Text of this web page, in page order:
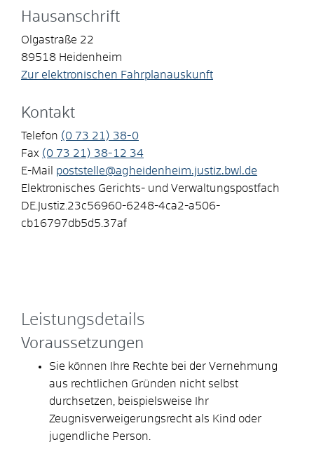
Hausanschrift
Olgastraße 22
89518 Heidenheim
Zur elektronischen Fahrplanauskunft
Kontakt
Telefon (0 73 21) 38-0
Fax (0 73 21) 38-12 34
E-Mail
poststelle@agheidenheim.justiz.bwl.de
Elektronisches Gerichts- und Verwaltungspostfach
DE.Justiz.23c56960-6248-4ca2-a506-
cb16797db5d5.37af
Leistungsdetails
Voraussetzungen
Sie können Ihre Rechte bei der Vernehmung
aus rechtlichen Gründen nicht selbst
durchsetzen , beispielsweise Ihr
Zeugnisverweigerungsrecht als Kind oder
jugendliche Person